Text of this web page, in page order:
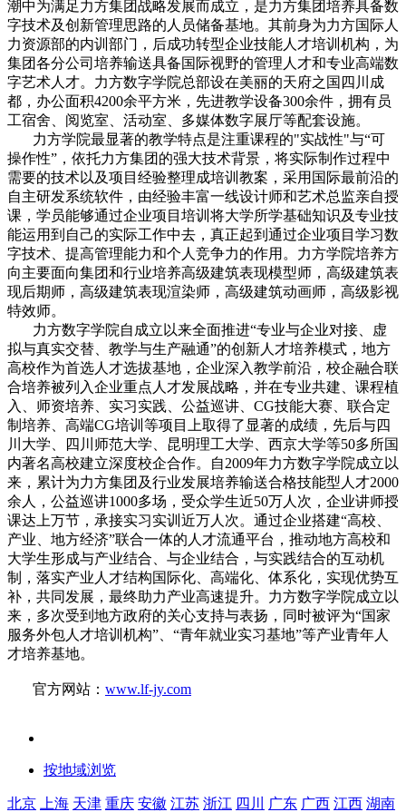
潮中为满足力方集团战略发展而成立，是力方集团培养具备数
字技术及创新管理思路的人员储备基地。其前身为力方国际人
力资源部的内训部门，后成功转型企业技能人才培训机构，为
集团各分公司培养输送具备国际视野的管理人才和专业高端数
字艺术人才。力方数字学院总部设在美丽的天府之国四川成
都，办公面积4200余平方米，先进教学设备300余件，拥有员
工宿舍、阅览室、活动室、多媒体数字展厅等配套设施。
力方学院最显著的教学特点是注重课程的"实战性"与“可
操作性”，依托力方集团的强大技术背景，将实际制作过程中
需要的技术以及项目经验整理成培训教案，采用国际最前沿的
自主研发系统软件，由经验丰富一线设计师和艺术总监亲自授
课，学员能够通过企业项目培训将大学所学基础知识及专业技
能运用到自己的实际工作中去，真正起到通过企业项目学习数
字技术、提高管理能力和个人竞争力的作用。力方学院培养方
向主要面向集团和行业培养高级建筑表现模型师，高级建筑表
现后期师，高级建筑表现渲染师，高级建筑动画师，高级影视
特效师。
力方数字学院自成立以来全面推进“专业与企业对接、虚
拟与真实交替、教学与生产融通”的创新人才培养模式，地方
高校作为首选人才选拔基地，企业深入教学前沿，校企融合联
合培养被列入企业重点人才发展战略，并在专业共建、课程植
入、师资培养、实习实践、公益巡讲、CG技能大赛、联合定
制培养、高端CG培训等项目上取得了显著的成绩，先后与四
川大学、四川师范大学、昆明理工大学、西京大学等50多所国
内著名高校建立深度校企合作。自2009年力方数字学院成立以
来，累计为力方集团及行业发展培养输送合格技能型人才2000
余人，公益巡讲1000多场，受众学生近50万人次，企业讲师授
课达上万节，承接实习实训近万人次。通过企业搭建“高校、
产业、地方经济”联合一体的人才流通平台，推动地方高校和
大学生形成与产业结合、与企业结合，与实践结合的互动机
制，落实产业人才结构国际化、高端化、体系化，实现优势互
补，共同发展，最终助力产业高速提升。力方数字学院成立以
来，多次受到地方政府的关心支持与表扬，同时被评为“国家
服务外包人才培训机构”、“青年就业实习基地”等产业青年人
才培养基地。
官方网站： www.lf-jy.com
按地域浏览
北京 上海 天津 重庆 安徽 江苏 浙江 四川 广东 广西 江西 湖南